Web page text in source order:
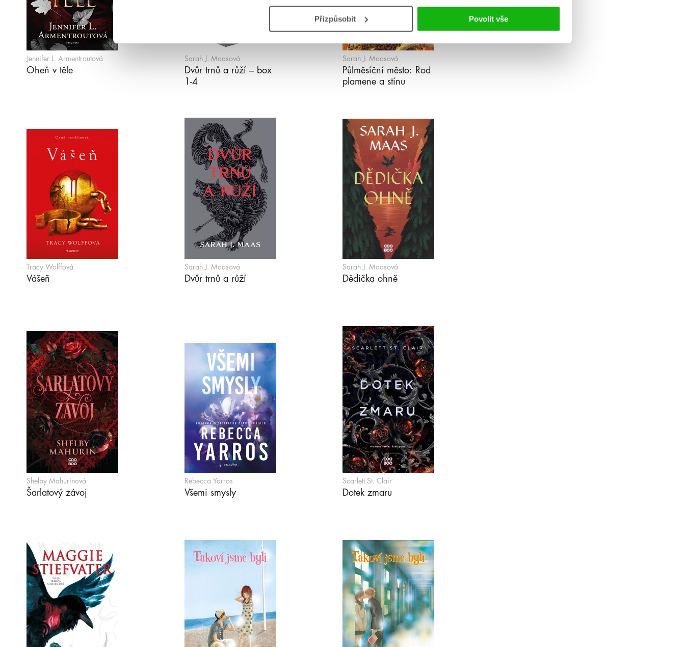
Přizpůsobit Povolit vše
Jennifer L. Armentroutová
Oheň v těle
Sarah J. Maasová
Dvůr trnů a růží – box
1-4
Sarah J. Maasová
Půlměsíční město: Rod
plamene a stínu
Tracy Wolffová
Vášeň
Sarah J. Maasová
Dvůr trnů a růží
Sarah J. Maasová
Dědička ohně
Shelby Mahurinová
Šarlatový závoj
Rebecca Yarros
Všemi smysly
Scarlett St. Clair
Dotek zmaru